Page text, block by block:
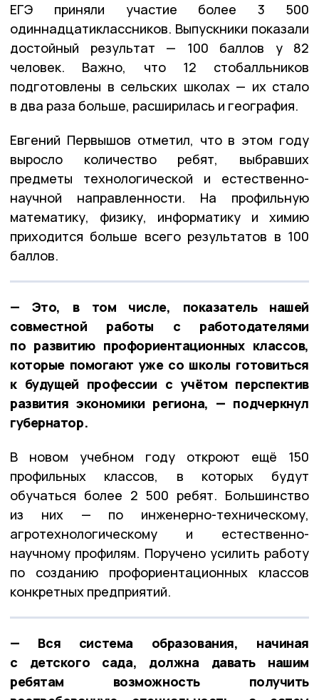
ЕГЭ приняли участие более 3 500
одиннадцатиклассников. Выпускники показали
достойный результат — 100 баллов у 82
человек. Важно, что 12 стобалльников
подготовлены в сельских школах — их стало
в два раза больше, расширилась и география.
Евгений Первышов отметил, что в этом году
выросло количество ребят, выбравших
предметы технологической и естественно-
научной направленности. На профильную
математику, физику, информатику и химию
приходится больше всего результатов в 100
баллов.
— Это, в том числе, показатель нашей
совместной работы с работодателями
по развитию профориентационных классов,
которые помогают уже со школы готовиться
к будущей профессии с учётом перспектив
развития экономики региона, — подчеркнул
губернатор.
В новом учебном году откроют ещё 150
профильных классов, в которых будут
обучаться более 2 500 ребят. Большинство
из них — по инженерно-техническому,
агротехнологическому и естественно-
научному профилям. Поручено усилить работу
по созданию профориентационных классов
конкретных предприятий.
— Вся система образования, начиная
с детского сада, должна давать нашим
ребятам возможность получить